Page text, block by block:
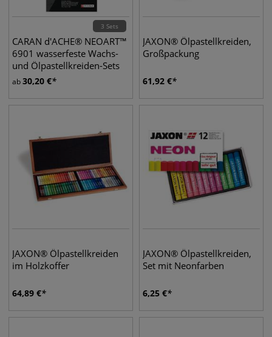
3 Sets
CARAN d'ACHE® NEOART™
6901 wasserfeste Wachs-
und Ölpastellkreiden-Sets
ab30,20 €
JAXON® Ölpastellkreiden,
Großpackung
61,92 €
JAXON® Ölpastellkreiden
im Holzkoffer
64,89 €
JAXON® Ölpastellkreiden,
Set mit Neonfarben
6,25 €